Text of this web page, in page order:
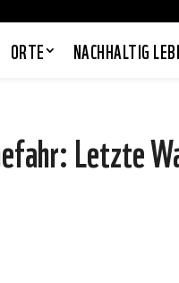
ORTE NACHHALTIG
Letzte